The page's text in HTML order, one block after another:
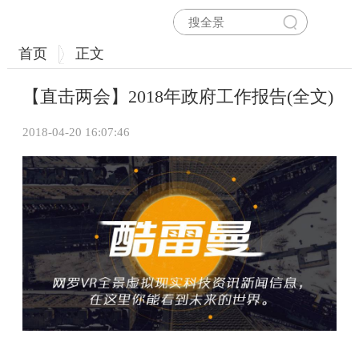
首页 正文
【直击两会】2018年政府工作报告(全文)
2018-04-20 16:07:46